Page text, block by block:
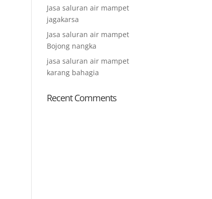
Jasa saluran air mampet
jagakarsa
Jasa saluran air mampet
Bojong nangka
jasa saluran air mampet
karang bahagia
Recent Comments